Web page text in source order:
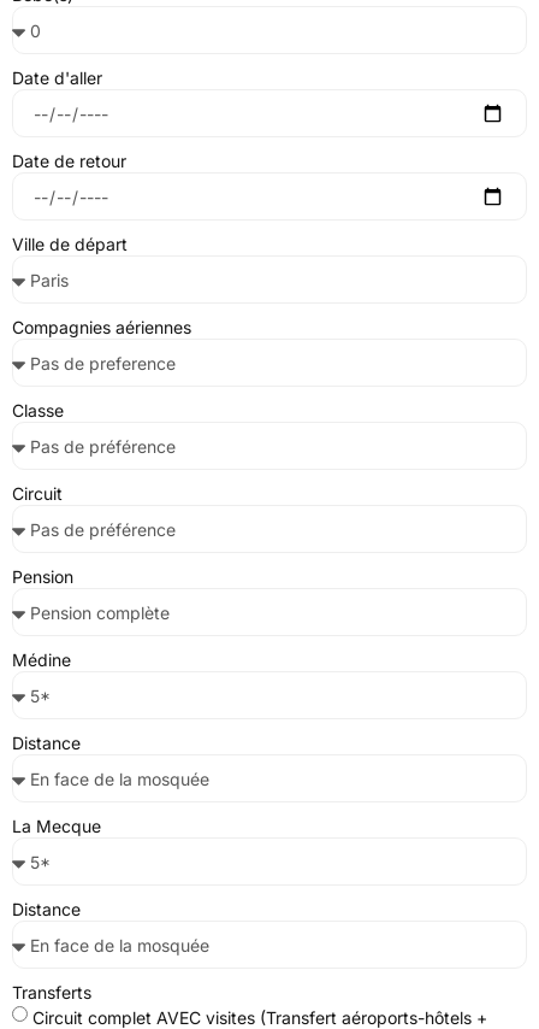
Date d'aller
Date de retour
Ville de départ
Compagnies aériennes
Classe
Circuit
Pension
Médine
Distance
La Mecque
Distance
Transferts
Circuit complet AVEC visites (Transfert aéroports-hôtels +